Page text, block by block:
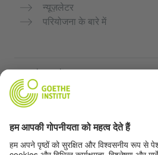
न्यूज़लेटर
परियोजना के बारे में
जर्मन भाषा का अभ्यास मुफ्त में करें
गोएथे संस्थान के जर्मन पाठ्यक्रम
शिक्षक पोर्टल "Deutschstunde"